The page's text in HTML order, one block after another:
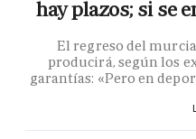
hay plazos; si se
El regreso del
producirá, según los
garantías: «Pero en